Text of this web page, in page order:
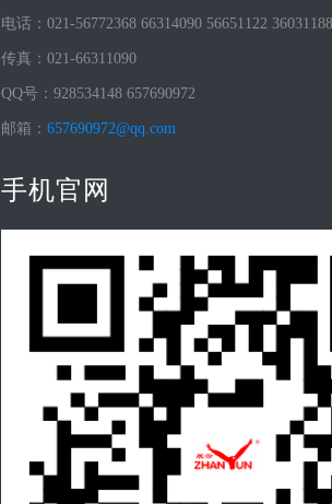
电话：021-56772368 66314090 56651122 36031188
传真：021-66311090
QQ号：928534148 657690972
邮箱： 657690972@qq.com
手机官网